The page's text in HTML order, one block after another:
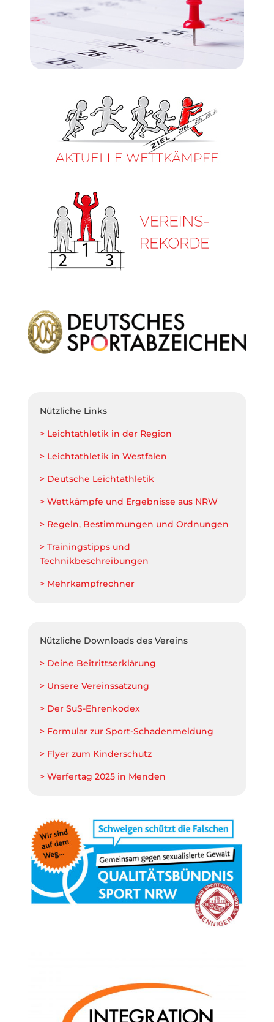
Nützliche Links
> Leichtathletik in der Region
> Leichtathletik in Westfalen
> Deutsche Leichtathletik
> Wettkämpfe und Ergebnisse aus NRW
> Regeln, Bestimmungen und Ordnungen
> Trainingstipps und
Technikbeschreibungen
> Mehrkampfrechner
Nützliche Downloads des Vereins
> Deine Beitrittserklärung
> Unsere Vereinssatzung
> Der SuS-Ehrenkodex
> Formular zur Sport-Schadenmeldung
> Flyer zum Kinderschutz
> Werfertag 2025 in Menden